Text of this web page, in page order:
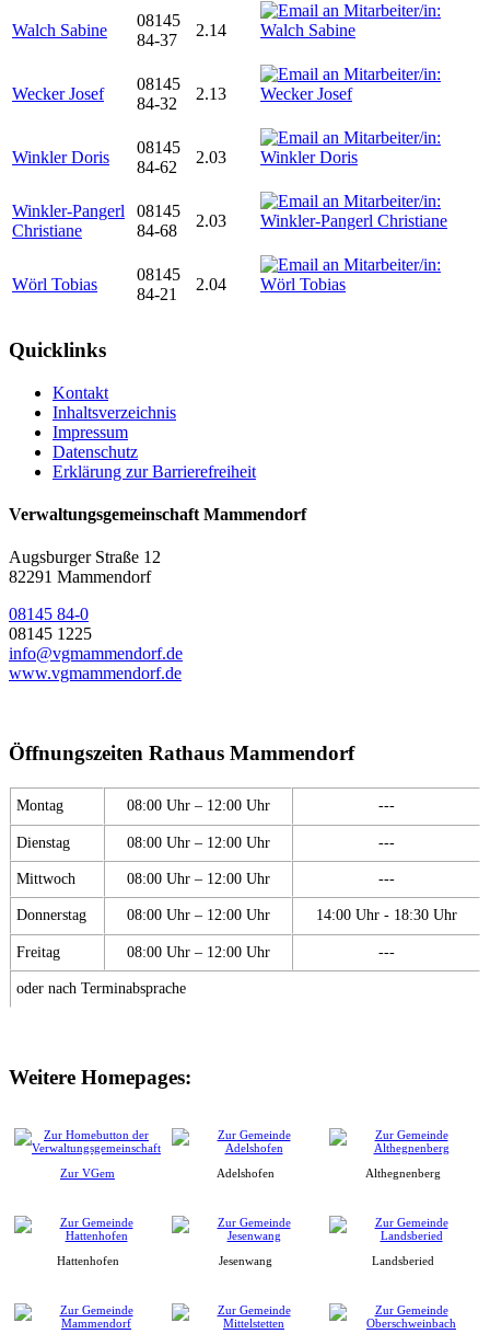
Walch Sabine
08145
84-37
2.14
Wecker Josef
08145
84-32
2.13
Winkler Doris
08145
84-62
2.03
Winkler-Pangerl
Christiane
08145
84-68
2.03
Wörl Tobias
08145
84-21
2.04
Quicklinks
Kontakt
Inhaltsverzeichnis
Impressum
Datenschutz
Erklärung zur Barrierefreiheit
Verwaltungsgemeinschaft Mammendorf
Augsburger Straße 12
82291 Mammendorf
08145 84-0
08145 1225
info@vgmammendorf.de
www.vgmammendorf.de
Öffnungszeiten Rathaus Mammendorf
Montag 08:00 Uhr – 12:00 Uhr ---
Dienstag 08:00 Uhr – 12:00 Uhr ---
Mittwoch 08:00 Uhr – 12:00 Uhr ---
Donnerstag 08:00 Uhr – 12:00 Uhr 14:00 Uhr - 18:30 Uhr
Freitag 08:00 Uhr – 12:00 Uhr ---
oder nach Terminabsprache
Weitere Homepages:
Zur VGem Adelshofen Althegnenberg
Hattenhofen Jesenwang Landsberied